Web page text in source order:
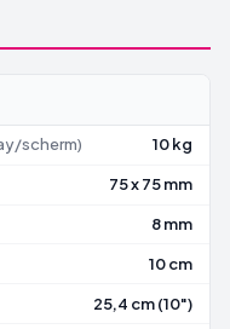
scherm) 10 kg
75 x 75 mm
8 mm
10 cm
25,4 cm (10")